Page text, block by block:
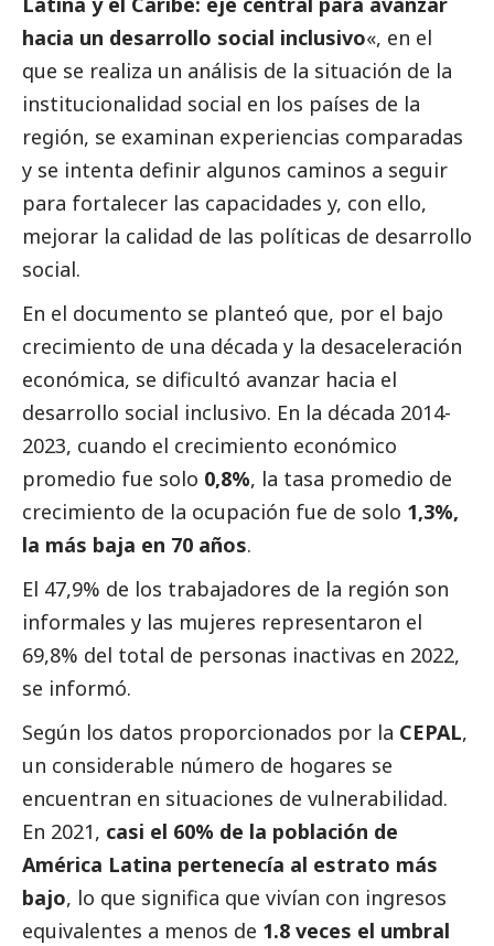
hacia un desarrollo social inclusivo«, en el
que se realiza un análisis de la situación de la
institucionalidad social en los países de la
región, se examinan experiencias comparadas
y se intenta definir algunos caminos a seguir
para fortalecer las capacidades y, con ello,
mejorar la calidad de las políticas de desarrollo
social.
En el documento se planteó que, por el bajo
crecimiento de una década y la desaceleración
económica, se dificultó avanzar hacia el
desarrollo social inclusivo. En la década 2014-
2023, cuando el crecimiento económico
promedio fue solo 0,8%, la tasa promedio de
crecimiento de la ocupación fue de solo 1,3%,
la más baja en 70 años.
El 47,9% de los trabajadores de la región son
informales y las mujeres representaron el
69,8% del total de personas inactivas en 2022,
se informó.
Según los datos proporcionados por la CEPAL,
un considerable número de hogares se
encuentran en situaciones de vulnerabilidad.
En 2021, casi el 60% de la población de
América Latina pertenecía al estrato más
bajo, lo que significa que vivían con ingresos
equivalentes a menos de 1.8 veces el umbral